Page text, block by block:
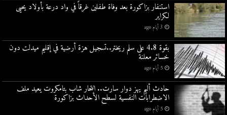
استنفار بزاكورة بعد وفاة طفلين غرقاً في واد درعة بأولاد يحيى
لكراير
3 أيام ago
بقوة 4.8 على سلم ريختر..تسجيل هزة أرضية في إقليم ميدلت دون
خسائر معلنة
5 أيام ago
حادث أليم يهز دوار سارت.. انتحار شاب بتامكروت يعيد ملف
الاضطرابات النفسية لسطح الأحداث بزاكورة
5 أيام ago